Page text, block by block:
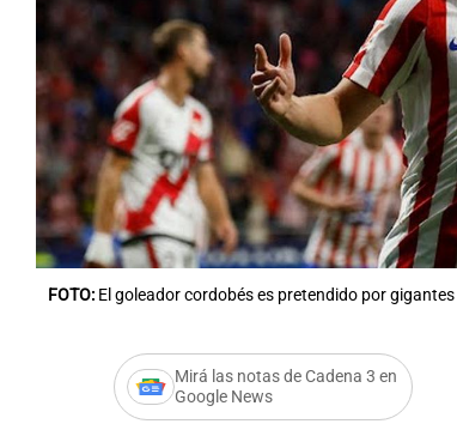
FOTO: El goleador cordobés es pretendido por
Mirá las notas de Cadena 3 en
Google News